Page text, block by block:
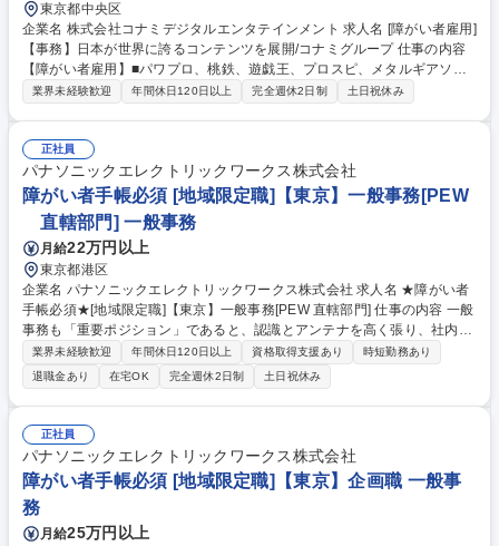
東京都中央区
企業名 株式会社コナミデジタルエンタテインメント 求人名 [障がい者雇用]
【事務】日本が世界に誇るコンテンツを展開/コナミグループ 仕事の内容
【障がい者雇用】■パワプロ、桃鉄、遊戯王、プロスピ、メタルギアソリ
ッド等の日本が誇るゲームコンテンツを展開する当社にて、事務業務をお
アウトプット・評価に応じて業務の幅を広げていくことも可能です。 （事
例：入社3年目） 事務→役員アシスタント→人事担当 募集職種 [障がい者
雇用]【事務】日本が世界に誇るコンテンツを展開/コナミグループ
業界未経験歓迎 年間休日120日以上 完全週休2日制 土日祝休み
正社員
パナソニックエレクトリックワークス株式会社
障がい者手帳必須 [地域限定職]【東京】一般事務[PEW
直轄部門] 一般事務
月給22万円以上
東京都港区
企業名 パナソニックエレクトリックワークス株式会社 求人名 ★障がい者
手帳必須★[地域限定職]【東京】一般事務[PEW 直轄部門] 仕事の内容 一般
事務も「重要ポジション」であると、認識とアンテナを高く張り、社内外
の関係者とのコミュニケーションを密に取って各種業務推進いただきま
す。 【具体的な仕事内容】 直轄部門事務として専門性を活かした一般事
務(庶務含む)全般をお任せします。各種資料作成、各種会議(WEB含む)の
実施調整と当日設営および運営、備品発注、伝票処理、自部門の予算管
理、電話応対等、幅広い業務をご担当いただきます。 募集職種 ★障がい
者手帳必須★[地域限定職]【東京】一般事務[PEW 直轄部門]
業界未経験歓迎 年間休日120日以上 資格取得支援あり
時短勤務あり
退職金あり
在宅OK 完全週休2日制 土日祝休み
正社員
パナソニックエレクトリックワークス株式会社
障がい者手帳必須 [地域限定職]【東京】企画職 一般事
務
月給25万円以上